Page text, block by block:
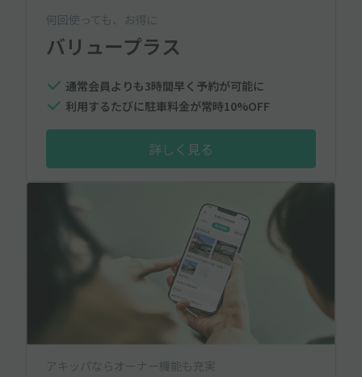
何回使っても、お得に
バリュープラス
通常会員よりも3時間早く予約が可能に
利用するたびに駐車料金が常時10%OFF
詳しく見る
アキッパならオーナー機能も充実